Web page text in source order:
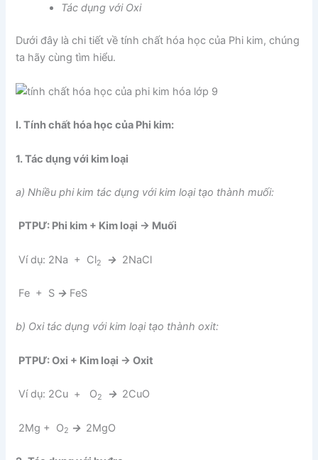
Tác dụng với Oxi
Dưới đây là chi tiết về tính chất hóa học của Phi kim, chúng
ta hãy cùng tìm hiểu.
I. Tính chất hóa học của Phi kim:
1.Tác dụng với kim loại
a)Nhiều phi kim tác dụng với kim loại tạo thành muối:
PTPƯ: Phi kim + Kim loại → Muối
Ví dụ: 2Na + Cl2 → 2NaCl
Fe + S → FeS
b) Oxi tác dụng với kim loại tạo thành oxit:
PTPƯ:Oxi + Kim loại → Oxit
Ví dụ: 2Cu + O2 → 2CuO
2Mg + O2 → 2MgO